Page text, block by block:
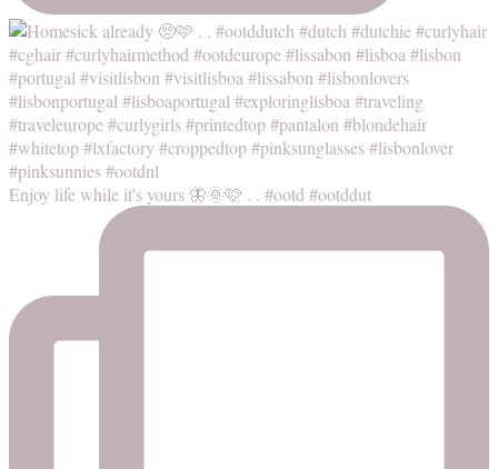
Enjoy life while it's yours 🦋🌞🩷 . . #ootd #ootddut